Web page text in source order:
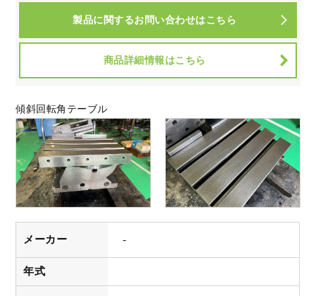
製品に関するお問い合わせはこちら
商品詳細情報はこちら
傾斜回転角テーブル
メーカー -
年式